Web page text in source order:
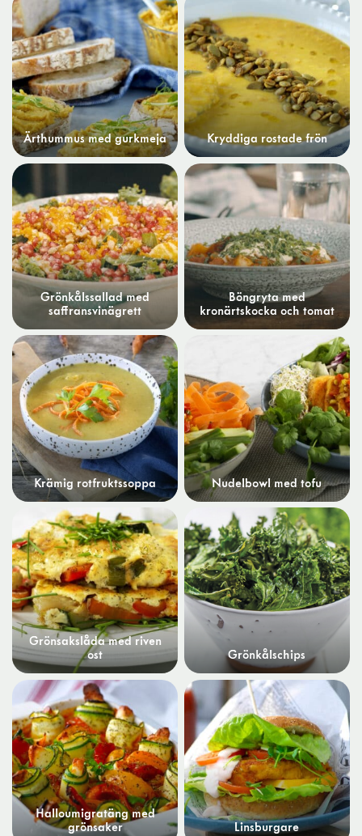
Ärthummus med gurkmeja Kryddiga rostade frön
Grönkålssallad med
saffransvinägrett
Böngryta med
kronärtskocka och tomat
Krämig rotfruktssoppa Nudelbowl med tofu
Grönsakslåda med riven
ost
Grönkålschips
Halloumigratäng med
grönsaker
Linsburgare